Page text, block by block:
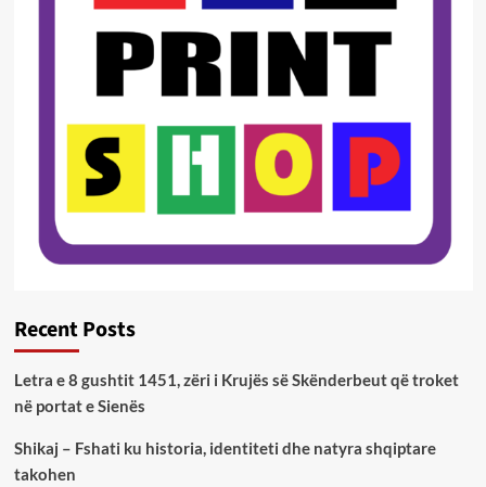
Recent Posts
Letra e 8 gushtit 1451, zëri i Krujës së Skënderbeut që troket
në portat e Sienës
Shikaj – Fshati ku historia, identiteti dhe natyra shqiptare
takohen